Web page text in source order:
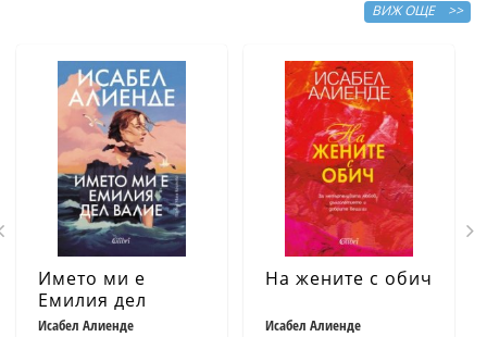
ВИЖ ОЩЕ >>
Името ми е
Емилия дел
Валие
Исабел Алиенде
На жените с обич
Исабел Алиенде